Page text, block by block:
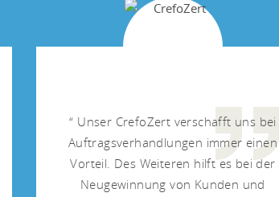
Unser CrefoZert verschafft uns bei
Auftragsverhandlungen immer einen
Vorteil. Des Weiteren hilft es bei der
Neugewinnung von Kunden und